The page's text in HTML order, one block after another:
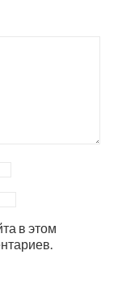
в этом